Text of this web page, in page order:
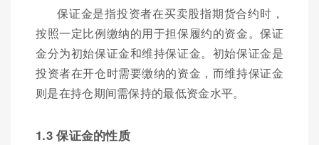
保证金是指投资者在买卖股指期货合约时，
按照一定比例缴纳的用于担保履约的资金。保证
金分为初始保证金和维持保证金。初始保证金是
投资者在开仓时需要缴纳的资金，而维持保证金
则是在持仓期间需保持的最低资金水平。
1.3 保证金的性质